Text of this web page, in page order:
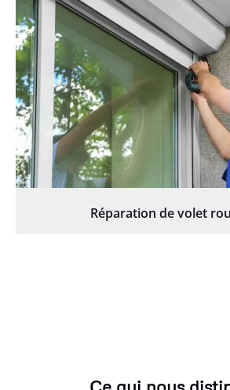
Réparation de volet